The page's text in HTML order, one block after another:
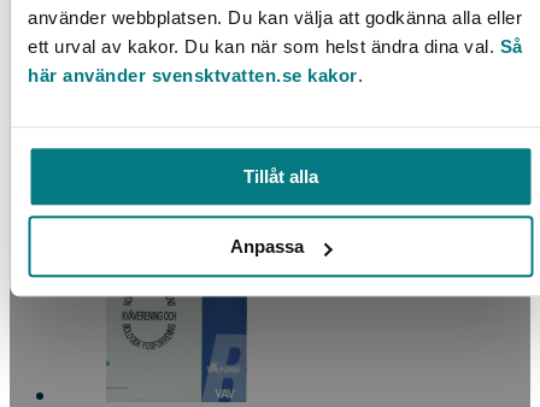
använder webbplatsen. Du kan välja att godkänna alla eller
ett urval av kakor. Du kan när som helst ändra dina val. Så
här använder svensktvatten.se kakor.
Tillåt alla
Anpassa
Modellering av ekologisk dagvattenhantering